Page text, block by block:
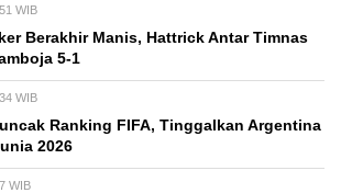
WIB
Berakhir Manis, Hattrick Antar Timnas
5-1
WIB
Ranking FIFA, Tinggalkan Argentina
2026
WIB